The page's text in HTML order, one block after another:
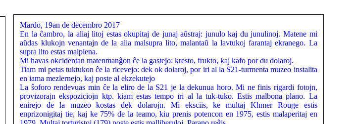
Mardo, 19an de decembro 2017
En la ĉambro, la aliaj litoj estas okupitaj de junaj aŭstraj: junulo kaj du junulinoj. Matene mi
aŭdas klukojn venantajn de la alia malsupra lito, malantaŭ la lavtukoj farantaj ekranego. La
supra lito estas malplena.
Mi havas okcidentan matenmanĝon ĉe la gastejo: kresto, frukto, kaj kafo por du dolaroj.
Tiam mi petas tuktukon ĉe la ricevejo: dek ok dolaroj, por iri al la S21-turmenta muzeo instalita
en iama mezlernejo, kaj poste al ekzekutejo
La ŝoforo rendevuas min ĉe la eliro de la S21 je la dekunua horo. Mi ne finis rigardi fotojn,
provizorajn ekspoziciojn ktp. kiam estas tempo iri al la tuk-tuko. Estis malbona plano. La
enirejo de la muzeo kostas dek dolarojn. Mi eksciis, ke multaj Khmer Rouge estis
enprizonigitaj tie, kaj ke 75% de la teamo, kiu prenis potencon en 1975, estis malaperitaj en